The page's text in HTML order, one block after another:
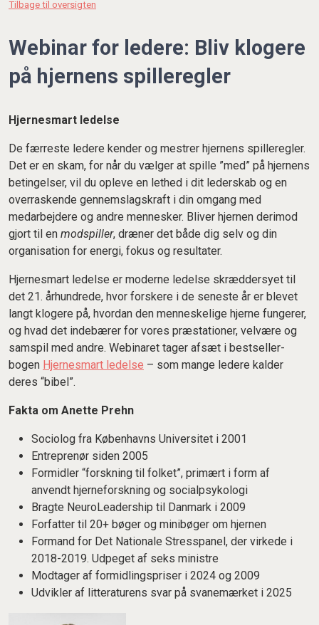
Tilbage til oversigten
Webinar for ledere: Bliv klogere
på hjernens spilleregler
Hjernesmart ledelse
De færreste ledere kender og mestrer hjernens spilleregler.
Det er en skam, for når du vælger at spille ”med” på hjernens
betingelser, vil du opleve en lethed i dit lederskab og en
overraskende gennemslagskraft i din omgang med
medarbejdere og andre mennesker. Bliver hjernen derimod
gjort til en modspiller, dræner det både dig selv og din
organisation for energi, fokus og resultater.
Hjernesmart ledelse er moderne ledelse skræddersyet til
det 21. århundrede, hvor forskere i de seneste år er blevet
langt klogere på, hvordan den menneskelige hjerne fungerer,
og hvad det indebærer for vores præstationer, velvære og
samspil med andre. Webinaret tager afsæt i bestseller-
bogen Hjernesmart ledelse – som mange ledere kalder
deres “bibel”.
Fakta om Anette Prehn
Sociolog fra Københavns Universitet i 2001
Entreprenør siden 2005
Formidler “forskning til folket”, primært i form af
anvendt hjerneforskning og socialpsykologi
Bragte NeuroLeadership til Danmark i 2009
Forfatter til 20+ bøger og minibøger om hjernen
Formand for Det Nationale Stresspanel, der virkede i
2018-2019. Udpeget af seks ministre
Modtager af formidlingspriser i 2024 og 2009
Udvikler af litteraturens svar på svanemærket i 2025